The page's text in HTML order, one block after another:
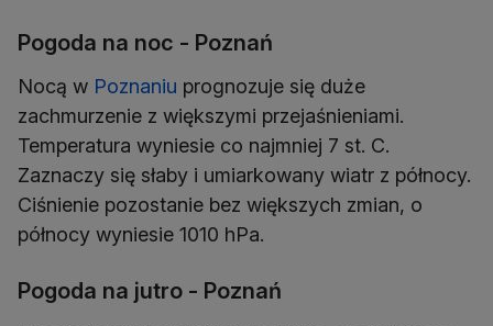
Pogoda na noc - Poznań
Nocą w Poznaniu prognozuje się duże
zachmurzenie z większymi przejaśnieniami.
Temperatura wyniesie co najmniej 7 st. C.
Zaznaczy się słaby i umiarkowany wiatr z północy.
Ciśnienie pozostanie bez większych zmian, o
północy wyniesie 1010 hPa.
Pogoda na jutro - Poznań